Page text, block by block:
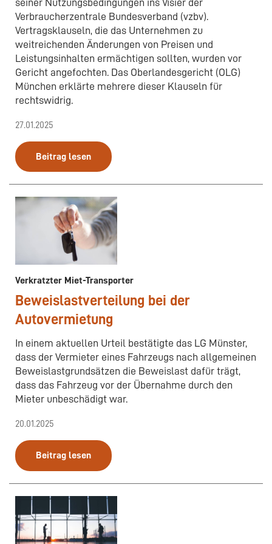
seiner Nutzungsbedingungen ins Visier der
Verbraucherzentrale Bundesverband (vzbv).
Vertragsklauseln, die das Unternehmen zu
weitreichenden Änderungen von Preisen und
Leistungsinhalten ermächtigen sollten, wurden vor
Gericht angefochten. Das Oberlandesgericht (OLG)
München erklärte mehrere dieser Klauseln für
rechtswidrig.
27.01.2025
Beitrag lesen
Verkratzter Miet-Transporter
Beweislastverteilung bei der
Autovermietung
In einem aktuellen Urteil bestätigte das LG Münster,
dass der Vermieter eines Fahrzeugs nach allgemeinen
Beweislastgrundsätzen die Beweislast dafür trägt,
dass das Fahrzeug vor der Übernahme durch den
Mieter unbeschädigt war.
20.01.2025
Beitrag lesen